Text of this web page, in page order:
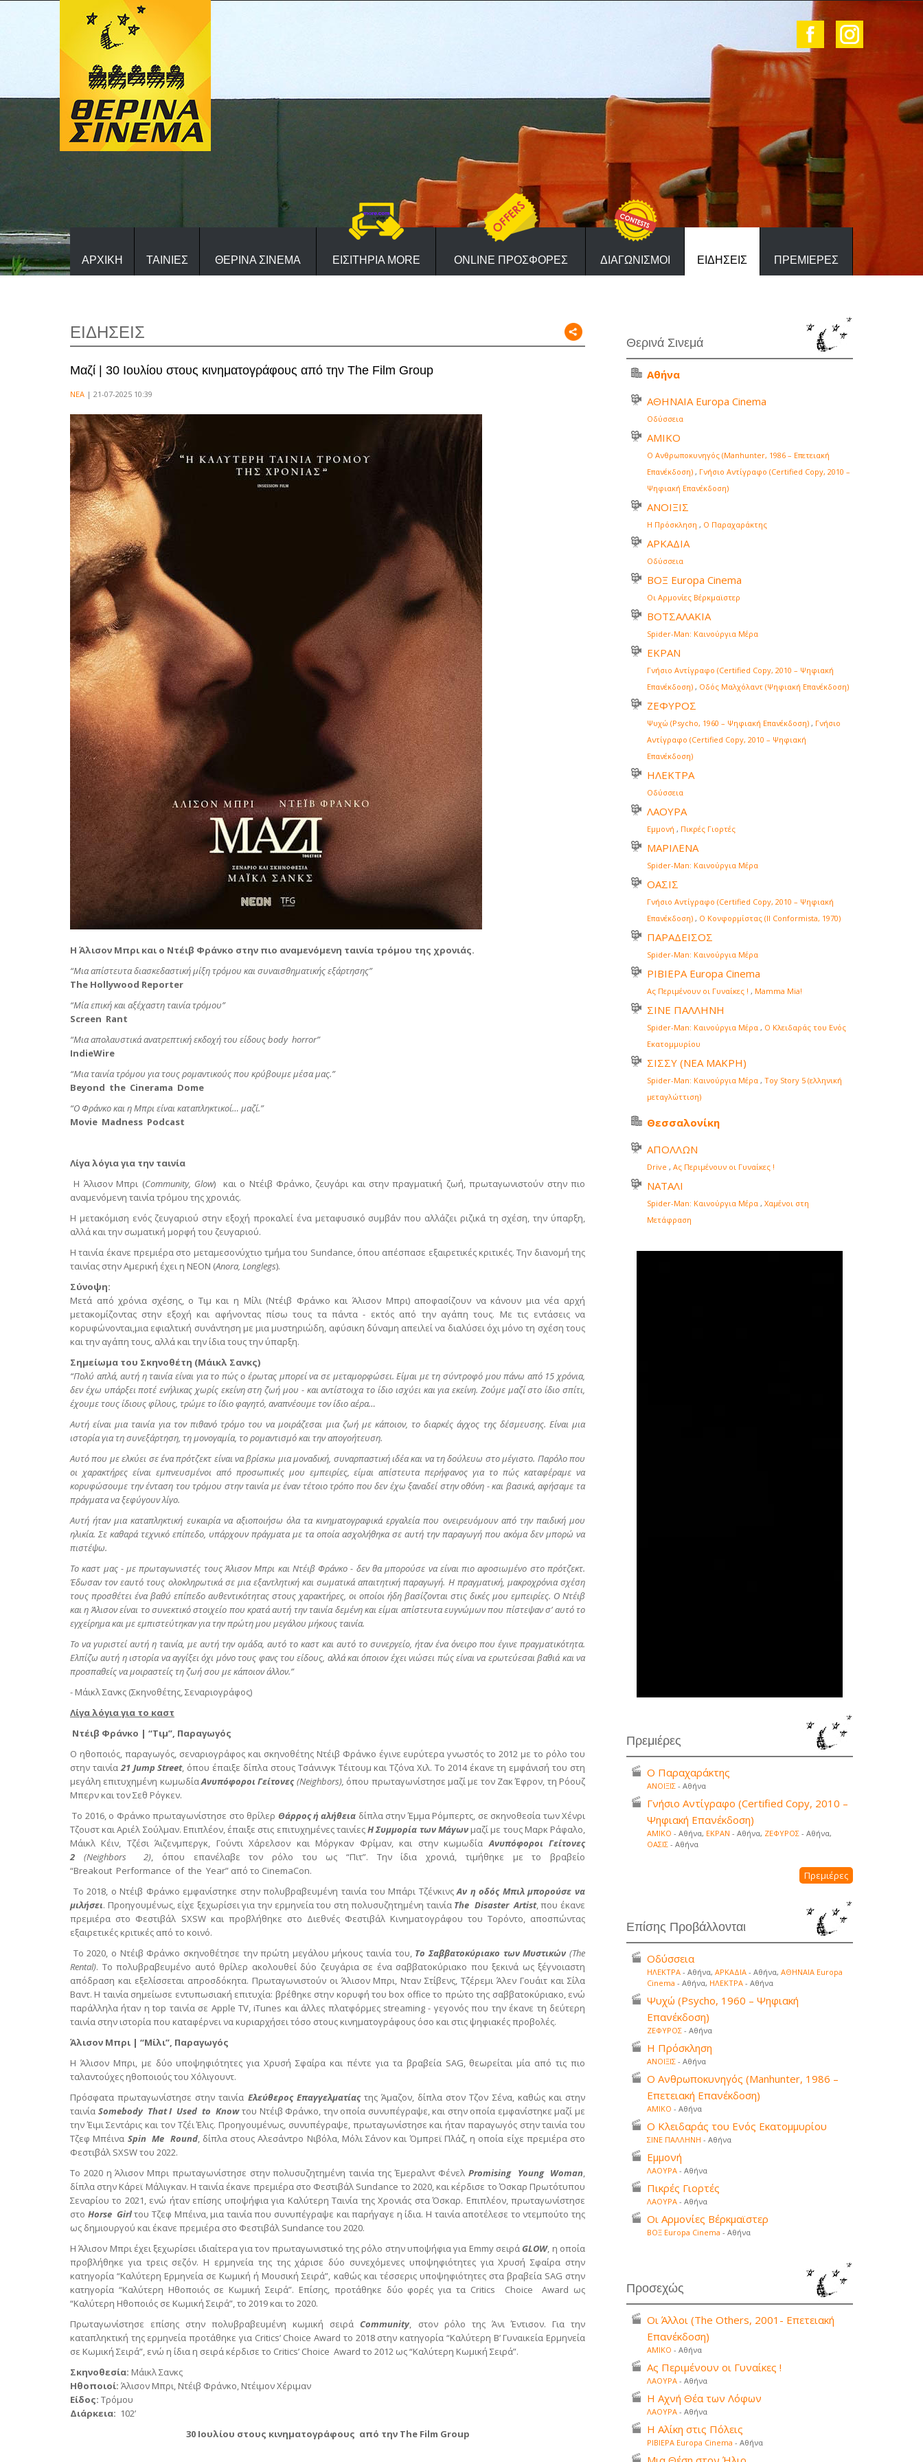
ΑΡΧΙΚΗ ΤΑΙΝΙΕΣ ΘΕΡΙΝΑ ΣΙΝΕΜΑ ΕΙΣΙΤΗΡΙΑ MORE ONLINE ΠΡΟΣΦΟΡΕΣ ΔΙΑΓΩΝΙΣΜΟΙ ΕΙΔΗΣΕΙΣ ΠΡΕΜΙΕΡΕΣ
ΕΙΔΗΣΕΙΣ
Μαζί | 30 Ιουλίου στους κινηματογράφους από την The Film Group
ΝΕΑ | 21-07-2025 10:39
H Άλισον Μπρι και ο Ντέιβ Φράνκο στην πιο αναμενόμενη ταινία τρόμου της χρονιάς.
“Μια απίστευτα διασκεδαστική μίξη τρόμου και συναισθηματικής εξάρτησης”
The Hollywood Reporter
“Μία επική και αξέχαστη ταινία τρόμου”
Screen Rant
“Μια απολαυστικά ανατρεπτική εκδοχή του είδουςbody horror”
IndieWire
“Mια ταινία τρόμου για τους ρομαντικούς που κρύβουμε μέσα μας.”
Beyond the Cinerama Dome
“Ο Φράνκο και η Μπρι είναι καταπληκτικοί… μαζί.”
Movie Madness Podcast
Λίγα λόγια για την ταινία
Η Άλισον Μπρι (Community, Glow)
και ο Ντέιβ Φράνκο, ζευγάρι και στην πραγματική ζωή, πρωταγωνιστούν στην πιο
αναμενόμενη ταινία τρόμου της χρονιάς.
Η μετακόμιση ενός ζευγαριού στην εξοχή προκαλεί ένα μεταφυσικό συμβάν που αλλάζει ριζικά τη σχέση, την ύπαρξη,
αλλά και την σωματική μορφή του ζευγαριού.
Η ταινία έκανε πρεμιέρα στο μεταμεσονύχτιο τμήμα του Sundance, όπου απέσπασε εξαιρετικές κριτικές. Την διανομή της
ταινίας στην Αμερική έχει η ΝΕΟΝ (Anora, Longlegs).
Σύνοψη:
Μετά από χρόνια σχέσης, ο Τιμ και η Μίλι (Ντέιβ Φράνκο και Άλισον Μπρι) αποφασίζουν να κάνουν μια νέα αρχή
μετακομίζοντας στην εξοχή και αφήνοντας πίσω τους τα πάντα - εκτός από την αγάπη τους. Με τις εντάσεις να
κορυφώνονται,μια εφιαλτική συνάντηση με μια μυστηριώδη, αφύσικη δύναμη απειλεί να διαλύσει όχι μόνο τη σχέση τους
και την αγάπη τους, αλλά και την ίδια τους την ύπαρξη.
Σημείωμα του Σκηνοθέτη (Μάικλ Σανκς)
“Πολύ απλά, αυτή η ταινία είναι για το πώς ο έρωτας μπορεί να σε μεταμορφώσει. Είμαι με τη σύντροφό μου πάνω από 15 χρόνια,
δεν έχω υπάρξει ποτέ ενήλικας χωρίς εκείνη στη ζωή μου - και αντίστοιχα το ίδιο ισχύει και για εκείνη. Zούμε μαζί στο ίδιο σπίτι,
έχουμε τους ίδιους φίλους, τρώμε το ίδιο φαγητό, αναπνέουμε τον ίδιο αέρα…
Αυτή είναι μια ταινία για τον πιθανό τρόμο του να μοιράζεσαι μια ζωή με κάποιον, το διαρκές άγχος της δέσμευσης. Είναι μια
ιστορία για τη συνεξάρτηση, τη μονογαμία, το ρομαντισμό και την απογοήτευση.
Αυτό που με ελκύει σε ένα πρότζεκτ είναι να βρίσκω μια μοναδική, συναρπαστική ιδέα και να τη δούλευω στο μέγιστο. Παρόλο που
οι χαρακτήρες είναι εμπνευσμένοι από προσωπικές μου εμπειρίες, είμαι απίστευτα περήφανος για το πώς καταφέραμε να
κορυφώσουμε την ένταση του τρόμου στην ταινία με έναν τέτοιο τρόπο που δεν έχω ξαναδεί στην οθόνη - και βασικά, αφήσαμε τα
πράγματα να ξεφύγουν λίγο.
Αυτή ήταν μια καταπληκτική ευκαιρία να αξιοποιήσω όλα τα κινηματογραφικά εργαλεία που ονειρευόμουν από την παιδική μου
ηλικία. Σε καθαρά τεχνικό επίπεδο, υπάρχουν πράγματα με τα οποία ασχολήθηκα σε αυτή την παραγωγή που ακόμα δεν μπορώ να
πιστέψω.
Το καστ μας - με πρωταγωνιστές τους Άλισον Μπρι και Ντέιβ Φράνκο - δεν θα μπορούσε να είναι πιο αφοσιωμένο στο πρότζεκτ.
Έδωσαν τον εαυτό τους ολοκληρωτικά σε μια εξαντλητική και σωματικά απαιτητική παραγωγή. Η πραγματική, μακροχρόνια σχέση
τους προσθέτει ένα βαθύ επίπεδο αυθεντικότητας στους χαρακτήρες, οι οποίοι ήδη βασίζονται στις δικές μου εμπειρίες. Ο Ντέιβ
και η Άλισον είναι το συνεκτικό στοιχείο που κρατά αυτή την ταινία δεμένη και είμαι απίστευτα ευγνώμων που πίστεψαν σ’ αυτό το
εγχείρημα και με εμπιστεύτηκαν για την πρώτη μου μεγάλου μήκους ταινία.
Το να γυριστεί αυτή η ταινία, με αυτή την ομάδα, αυτό το καστ και αυτό το συνεργείο, ήταν ένα όνειρο που έγινε πραγματικότητα.
Ελπίζω αυτή η ιστορία να αγγίξει όχι μόνο τους φανς του είδους, αλλά και όποιον έχει νιώσει πώς είναι να ερωτεύεσαι βαθιά και να
προσπαθείς να μοιραστείς τη ζωή σου με κάποιον άλλον.”
- Μάικλ Σανκς (Σκηνοθέτης, Σεναριογράφος)
Λίγα λόγια για το καστ
Ντέιβ Φράνκο | “Τιμ”, Παραγωγός
Ο ηθοποιός, παραγωγός, σεναριογράφος και σκηνοθέτης Ντέιβ Φράνκο έγινε ευρύτερα γνωστός το 2012 με το ρόλο του
στην ταινία21 Jump Street, όπου έπαιξε δίπλα στους Τσάνινγκ Τέιτουμ και Τζόνα Χιλ. Το 2014 έκανε τη εμφάνισή του στη
μεγάλη επιτυχημένη κωμωδίαΑνυπόφοροι Γείτονες(Neighbors), όπου πρωταγωνίστησε μαζί με τον Ζακ Έφρον, τη Ρόουζ
Μπερν και τον Σεθ Ρόγκεν.
Το 2016, ο Φράνκο πρωταγωνίστησε στο θρίλερ Θάρρος ή αλήθεια δίπλα στην Έμμα Ρόμπερτς, σε σκηνοθεσία των Χένρι
Τζουστ και Αριέλ Σούλμαν. Επιπλέον, έπαιξε στις επιτυχημένες ταινίεςΗ Συμμορία των Μάγωνμαζί με τους Μαρκ Ράφαλο,
Μάικλ Κέιν, Τζέσι Άιζενμπεργκ, Γούντι Χάρελσον και Μόργκαν Φρίμαν, και στην κωμωδίαΑνυπόφοροι Γείτονες
2 (Neighbors 2), όπου επανέλαβε τον ρόλο του ως “Πιτ”. Την ίδια χρονιά, τιμήθηκε με το βραβείο
“Breakout Performance of the Year” από το CinemaCon.
Το 2018, ο Ντέιβ Φράνκο εμφανίστηκε στην πολυβραβευμένη ταινία του Μπάρι ΤζένκινςΑν η οδός Μπιλ μπορούσε να
μιλήσει. Προηγουμένως, είχε ξεχωρίσει για την ερμηνεία του στη πολυσυζητημένη ταινία The Disaster Artist, που έκανε
πρεμιέρα στο Φεστιβάλ SXSW και προβλήθηκε στο Διεθνές Φεστιβάλ Κινηματογράφου του Τορόντο, αποσπώντας
εξαιρετικές κριτικές από το κοινό.
Το 2020, ο Ντέιβ Φράνκο σκηνοθέτησε την πρώτη μεγάλου μήκους ταινία του, Το Σαββατοκύριακο των Μυστικών(The
Rental). Το πολυβραβευμένο αυτό θρίλερ ακολουθεί δύο ζευγάρια σε ένα σαββατοκύριακο που ξεκινά ως ξέγνοιαστη
απόδραση και εξελίσσεται απροσδόκητα. Πρωταγωνιστούν οι Άλισον Μπρι, Νταν Στίβενς, Τζέρεμι Άλεν Γουάιτ και Σίλα
Βαντ. Η ταινία σημείωσε εντυπωσιακή επιτυχία: βρέθηκε στην κορυφή του box office το πρώτο της σαββατοκύριακο, ενώ
παράλληλα ήταν η top ταινία σε Apple TV, iTunes και άλλες πλατφόρμες streaming - γεγονός που την έκανε τη δεύτερη
ταινία στην ιστορία που καταφέρνει να κυριαρχήσει τόσο στους κινηματογράφους όσο και στις ψηφιακές προβολές.
Άλισον Μπρι | “Μίλι”, Παραγωγός
Η Άλισον Μπρι, με δύο υποψηφιότητες για Χρυσή Σφαίρα και πέντε για τα βραβεία SAG, θεωρείται μία από τις πιο
ταλαντούχες ηθοποιούς του Χόλιγουντ.
Πρόσφατα πρωταγωνίστησε στην ταινία Ελεύθερος Επαγγελματίας της Άμαζον, δίπλα στον Τζον Σένα, καθώς και στην
ταινία Somebody ThatI Used to Knowτου Ντέιβ Φράνκο, την οποία συνυπέγραψε, και στην οποία εμφανίστηκε μαζί με
την Έιμι Σεντάρις και τον Τζέι Έλις. Προηγουμένως, συνυπέγραψε, πρωταγωνίστησε και ήταν παραγωγός στην ταινία του
Τζεφ Μπέινα Spin Me Round, δίπλα στους Αλεσάντρο Νιβόλα, Μόλι Σάνον και Όμπρεϊ Πλάζ, η οποία είχε πρεμιέρα στο
Φεστιβάλ SXSW του 2022.
Το 2020 η Άλισον Μπρι πρωταγωνίστησε στην πολυσυζητημένη ταινία της Έμεραλντ Φένελ Promising Young Woman,
δίπλα στην Κάρεϊ Μάλιγκαν. Η ταινία έκανε πρεμιέρα στο Φεστιβάλ Sundance το 2020, και κέρδισε το Όσκαρ Πρωτότυπου
Σεναρίου το 2021, ενώ ήταν επίσης υποψήφια για Καλύτερη Ταινία της Χρονιάς στα Όσκαρ. Επιπλέον, πρωταγωνίστησε
στο Horse Girlτου Τζεφ Μπέινα, μια ταινία που συνυπέγραψε και παρήγαγε η ίδια. Η ταινία αποτέλεσε το ντεμπούτο της
ως δημιουργού και έκανε πρεμιέρα στο Φεστιβάλ Sundance του 2020.
Η Άλισον Μπρι έχει ξεχωρίσει ιδιαίτερα για τον πρωταγωνιστικό της ρόλο στην υποψήφια για Emmy σειράGLOW, η οποία
προβλήθηκε για τρεις σεζόν. Η ερμηνεία της της χάρισε δύο συνεχόμενες υποψηφιότητες για Χρυσή Σφαίρα στην
κατηγορία “Καλύτερη Ερμηνεία σε Κωμική ή Μουσική Σειρά”, καθώς και τέσσερις υποψηφιότητες στα βραβεία SAG στην
κατηγορία “Καλύτερη Ηθοποιός σε Κωμική Σειρά”. Επίσης, προτάθηκε δύο φορές για τα Critics Choice Award ως
“Καλύτερη Ηθοποιός σε Κωμική Σειρά”, το 2019 και το 2020.
Πρωταγωνίστησε επίσης στην πολυβραβευμένη κωμική σειράCommunity, στον ρόλο της Άνι Έντισον. Για την
καταπληκτική της ερμηνεία προτάθηκε για Critics’ Choice Award το 2018 στην κατηγορία “Καλύτερη Β’ Γυναικεία Ερμηνεία
σε Κωμική Σειρά”, ενώ η ίδια η σειρά κέρδισε το Critics’ Choice Award το 2012 ως “Καλύτερη Κωμική Σειρά”.
Σκηνοθεσία: Μάικλ Σανκς
Ηθοποιοί: Άλισον Μπρι, Ντέιβ Φράνκο, Ντέιμον Χέριμαν
Είδος: Τρόμου
Διάρκεια: 102’
30 Ιουλίου στους κινηματογράφους από την The Film Group
Θερινά Σινεμά
Αθήνα
ΑΘΗΝΑΙΑ Europa Cinema
Οδύσσεια
ΑΜΙΚΟ
Ο Ανθρωποκυνηγός (Manhunter, 1986 – Επετειακή
Επανέκδοση) , Γνήσιο Αντίγραφο (Certified Copy, 2010 –
Ψηφιακή Επανέκδοση)
ΑΝΟΙΞΙΣ
Η Πρόσκληση , Ο Παραχαράκτης
ΑΡΚΑΔΙΑ
Οδύσσεια
ΒΟΞ Europa Cinema
Οι Αρμονίες Βέρκμαϊστερ
ΒΟΤΣΑΛΑΚΙΑ
Spider-Man: Καινούργια Μέρα
ΕΚΡΑΝ
Γνήσιο Αντίγραφο (Certified Copy, 2010 – Ψηφιακή
Επανέκδοση) , Οδός Μαλχόλαντ (Ψηφιακή Επανέκδοση)
ΖΕΦΥΡΟΣ
Ψυχώ (Psycho, 1960 – Ψηφιακή Επανέκδοση) , Γνήσιο
Αντίγραφο (Certified Copy, 2010 – Ψηφιακή
Επανέκδοση)
ΗΛΕΚΤΡΑ
Οδύσσεια
ΛΑΟΥΡΑ
Εμμονή , Πικρές Γιορτές
ΜΑΡΙΛΕΝΑ
Spider-Man: Καινούργια Μέρα
ΟΑΣΙΣ
Γνήσιο Αντίγραφο (Certified Copy, 2010 – Ψηφιακή
Επανέκδοση) , Ο Κονφορμίστας (Il Conformista, 1970)
ΠΑΡΑΔΕΙΣΟΣ
Spider-Man: Καινούργια Μέρα
ΡΙΒΙΕΡΑ Europa Cinema
Ας Περιμένουν οι Γυναίκες ! , Mamma Mia!
ΣΙΝΕ ΠΑΛΛΗΝΗ
Spider-Man: Καινούργια Μέρα , Ο Κλειδαράς του Ενός
Εκατομμυρίου
ΣΙΣΣΥ (ΝΕΑ ΜΑΚΡΗ)
Spider-Man: Καινούργια Μέρα , Toy Story 5 (ελληνική
μεταγλώττιση)
Θεσσαλονίκη
ΑΠΟΛΛΩΝ
Drive , Ας Περιμένουν οι Γυναίκες !
ΝΑΤΑΛΙ
Spider-Man: Καινούργια Μέρα , Χαμένοι στη
Μετάφραση
Πρεμιέρες
Ο Παραχαράκτης
ΑΝΟΙΞΙΣ - Αθήνα
Γνήσιο Αντίγραφο (Certified Copy, 2010 –
Ψηφιακή Επανέκδοση)
ΑΜΙΚΟ - Αθήνα, ΕΚΡΑΝ - Αθήνα, ΖΕΦΥΡΟΣ - Αθήνα,
ΟΑΣΙΣ - Αθήνα
Πρεμιέρες
Επίσης Προβάλλονται
Οδύσσεια
ΗΛΕΚΤΡΑ - Αθήνα, ΑΡΚΑΔΙΑ - Αθήνα, ΑΘΗΝΑΙΑ Europa
Cinema - Αθήνα, ΗΛΕΚΤΡΑ - Αθήνα
Ψυχώ (Psycho, 1960 – Ψηφιακή
Επανέκδοση)
ΖΕΦΥΡΟΣ - Αθήνα
Η Πρόσκληση
ΑΝΟΙΞΙΣ - Αθήνα
Ο Ανθρωποκυνηγός (Manhunter, 1986 –
Επετειακή Επανέκδοση)
ΑΜΙΚΟ - Αθήνα
Ο Κλειδαράς του Ενός Εκατομμυρίου
ΣΙΝΕ ΠΑΛΛΗΝΗ - Αθήνα
Εμμονή
ΛΑΟΥΡΑ - Αθήνα
Πικρές Γιορτές
ΛΑΟΥΡΑ - Αθήνα
Οι Αρμονίες Βέρκμαϊστερ
ΒΟΞ Europa Cinema - Αθήνα
Προσεχώς
Οι Άλλοι (The Others, 2001- Επετειακή
Επανέκδοση)
ΑΜΙΚΟ - Αθήνα
Ας Περιμένουν οι Γυναίκες !
ΛΑΟΥΡΑ - Αθήνα
Η Αχνή Θέα των Λόφων
ΛΑΟΥΡΑ - Αθήνα
Η Αλίκη στις Πόλεις
ΡΙΒΙΕΡΑ Europa Cinema - Αθήνα